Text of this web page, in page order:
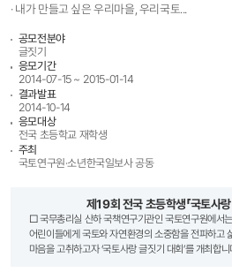
(문화상품권 80만원) 은상 소년조선일보사장상(2개교) 상패 및 부상(문화상품권
국토연구원(www.krihs.re.kr) - 소년조선일보
7831(국토사랑 글짓기대회 운영사무국)
· 내가 만들고 싶은 우리마을, 우리국토...
공모전분야
글짓기
응모기간
2014-07-15 ~ 2015-01-14
결과발표
2014-10-14
응모대상
전국 초등학교 재학생
주최
국토연구원·소년한국일보사 공동
제19회 전국 초등학생「국토사
□ 국무총리실 산하 국책연구기관인 국토연구원에서
어린이들에게 국토와 자연환경의 소중함을 전파하고
마음을 고취하고자 ‘국토사랑 글짓기 대회’를 개최합니다. - 다 음 - □ 목적 ◦